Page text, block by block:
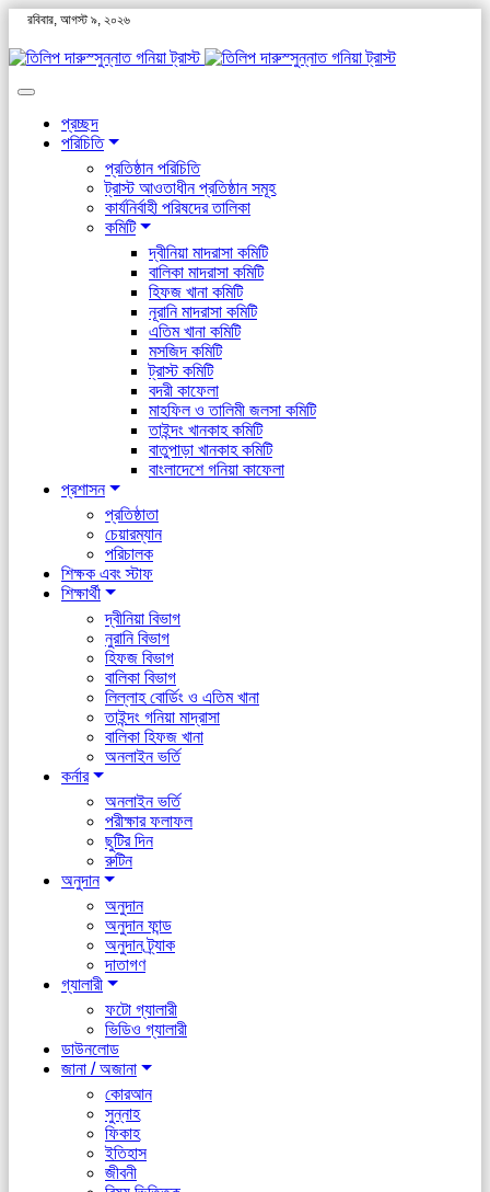
রবিবার, আগস্ট ৯, ২০২৬
প্রচ্ছদ
পরিচিতি
প্রতিষ্ঠান পরিচিতি
ট্রাস্ট আওতাধীন প্রতিষ্ঠান সমূহ
কার্যনির্বাহী পরিষদের তালিকা
কমিটি
দ্বীনিয়া মাদরাসা কমিটি
বালিকা মাদরাসা কমিটি
হিফজ খানা কমিটি
নূরানি মাদরাসা কমিটি
এতিম খানা কমিটি
মসজিদ কমিটি
ট্রাস্ট কমিটি
বদরী কাফেলা
মাহফিল ও তালিমী জলসা কমিটি
তাইন্দং খানকাহ কমিটি
বাতুপাড়া খানকাহ কমিটি
বাংলাদেশে গনিয়া কাফেলা
প্রশাসন
প্রতিষ্ঠাতা
চেয়ারম্যান
পরিচালক
শিক্ষক এবং স্টাফ
শিক্ষার্থী
দ্বীনিয়া বিভাগ
নুরানি বিভাগ
হিফজ বিভাগ
বালিকা বিভাগ
লিল্লাহ বোর্ডিং ও এতিম খানা
তাইন্দং গনিয়া মাদ্রাসা
বালিকা হিফজ খানা
অনলাইন ভর্তি
কর্নার
অনলাইন ভর্তি
পরীক্ষার ফলাফল
ছুটির দিন
রুটিন
অনুদান
অনুদান
অনুদান ফান্ড
অনুদান ট্র্যাক
দাতাগণ
গ্যালারী
ফটো গ্যালারী
ভিডিও গ্যালারী
ডাউনলোড
জানা / অজানা
কোরআন
সুন্নাহ
ফিকাহ
ইতিহাস
জীবনী